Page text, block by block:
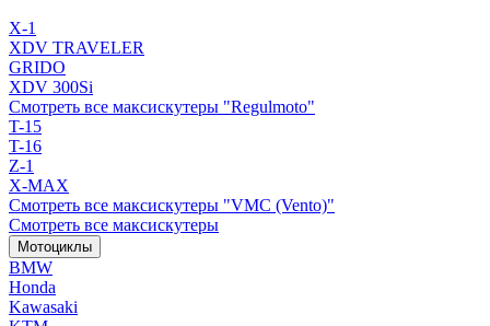
X-1
XDV TRAVELER
GRIDO
XDV 300Si
Смотреть все максискутеры "Regulmoto"
T-15
T-16
Z-1
X-MAX
Смотреть все максискутеры "VMC (Vento)"
Смотреть все максискутеры
Мотоциклы
BMW
Honda
Kawasaki